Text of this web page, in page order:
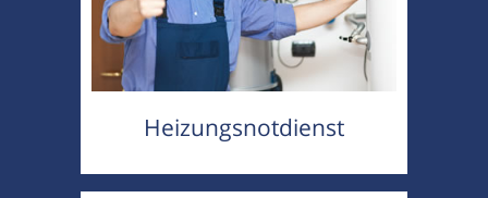
Heizungsnotdienst